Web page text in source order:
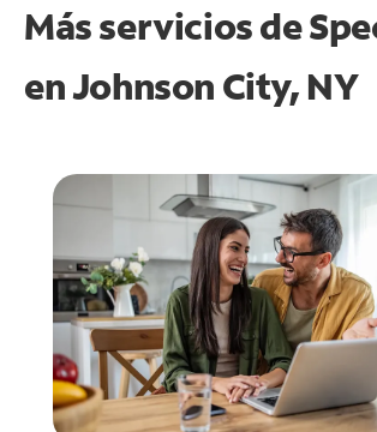
Más servicios de
enJohnson City, NY